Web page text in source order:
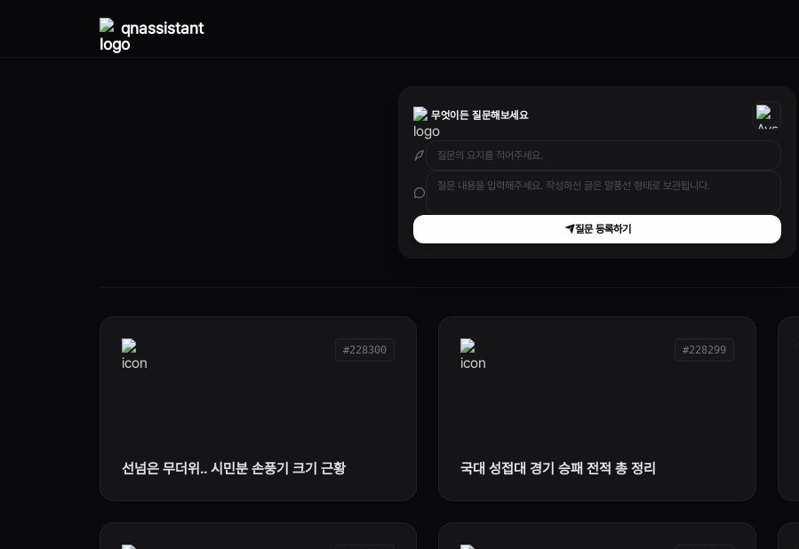
qnassistant
무엇이든 질문해보세요
질문 등록하기
#228300
선넘은 무더위.. 시민분 손풍기 크기 근황
#228299
국대 성접대 경기 승패 전적 총 정리